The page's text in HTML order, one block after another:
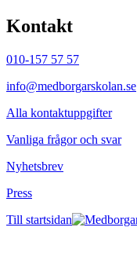
Kontakt
010-157 57 57
info@medborgarskolan.se
Alla kontaktuppgifter
Vanliga frågor och svar
Nyhetsbrev
Press
Till startsidan